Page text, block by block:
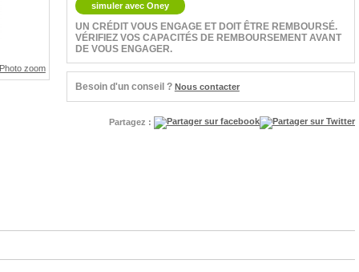
simuler avec Oney
UN CRÉDIT VOUS ENGAGE ET DOIT ÊTRE REMBOURSÉ.
VÉRIFIEZ VOS CAPACITÉS DE REMBOURSEMENT AVANT
DE VOUS ENGAGER.
Besoin d'un conseil ? Nous contacter
Partagez :